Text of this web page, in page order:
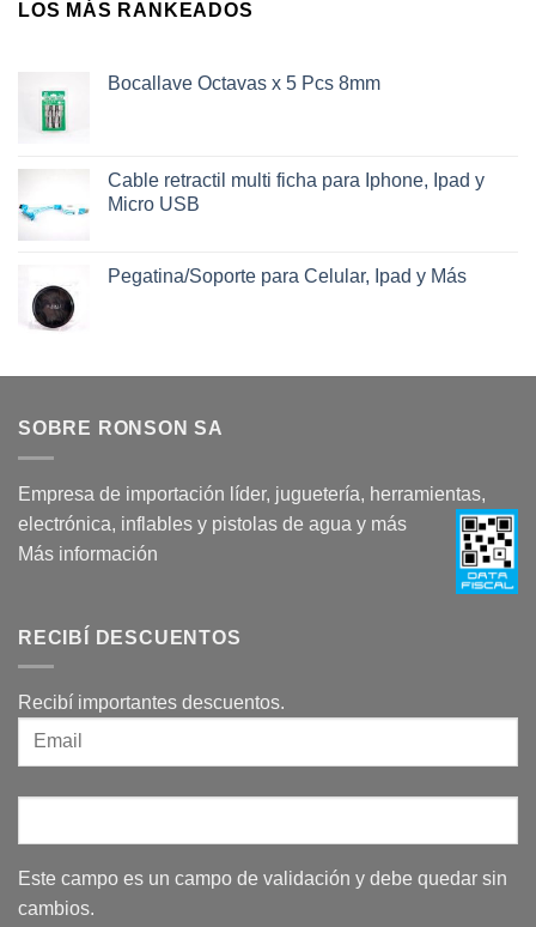
LOS MÁS RANKEADOS
Bocallave Octavas x 5 Pcs 8mm
Cable retractil multi ficha para Iphone, Ipad y
Micro USB
Pegatina/Soporte para Celular, Ipad y Más
SOBRE RONSON SA
Empresa de importación líder, juguetería, herramientas,
electrónica, inflables y pistolas de agua y más
Más información
RECIBÍ DESCUENTOS
Recibí importantes descuentos.
Este campo es un campo de validación y debe quedar sin
cambios.